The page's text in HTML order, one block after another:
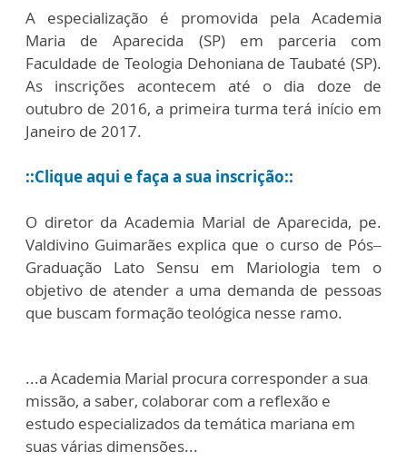
A especialização é promovida pela Academia
Maria de Aparecida (SP) em parceria com
Faculdade de Teologia Dehoniana de Taubaté (SP).
As inscrições acontecem até o dia doze de
outubro de 2016, a primeira turma terá início em
Janeiro de 2017.
::Clique aqui e faça a sua inscrição::
O diretor da Academia Marial de Aparecida, pe.
Valdivino Guimarães explica que o curso de Pós–
Graduação Lato Sensu em Mariologia tem o
objetivo de atender a uma demanda de pessoas
que buscam formação teológica nesse ramo.
...a Academia Marial procura corresponder a sua
missão, a saber, colaborar com a reflexão e
estudo especializados da temática mariana em
suas várias dimensões...